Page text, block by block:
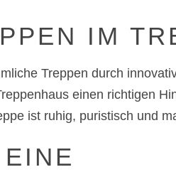
IM
Treppen durch
einen richtigen
ist ruhig, puristisch und